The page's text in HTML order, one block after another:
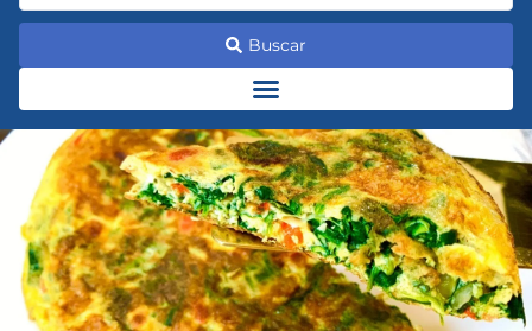
Buscar